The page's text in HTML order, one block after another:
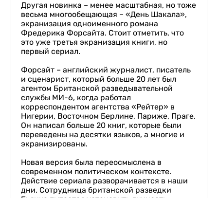
Другая новинка – менее масштабная, но тоже
весьма многообещающая – «День Шакала»,
экранизация одноименного романа
Фредерика Форсайта. Стоит отметить, что
это уже третья экранизация книги, но
первый сериал.
Форсайт – английский журналист, писатель
и сценарист, который больше 20 лет был
агентом Британской разведывательной
службы МИ-6, когда работал
корреспондентом агентства «Рейтер» в
Нигерии, Восточном Берлине, Париже, Праге.
Он написал больше 20 книг, которые были
переведены на десятки языков, а многие и
экранизированы.
Новая версия была переосмыслена в
современном политическом контексте.
Действие сериала разворачивается в наши
дни. Сотрудница британской разведки